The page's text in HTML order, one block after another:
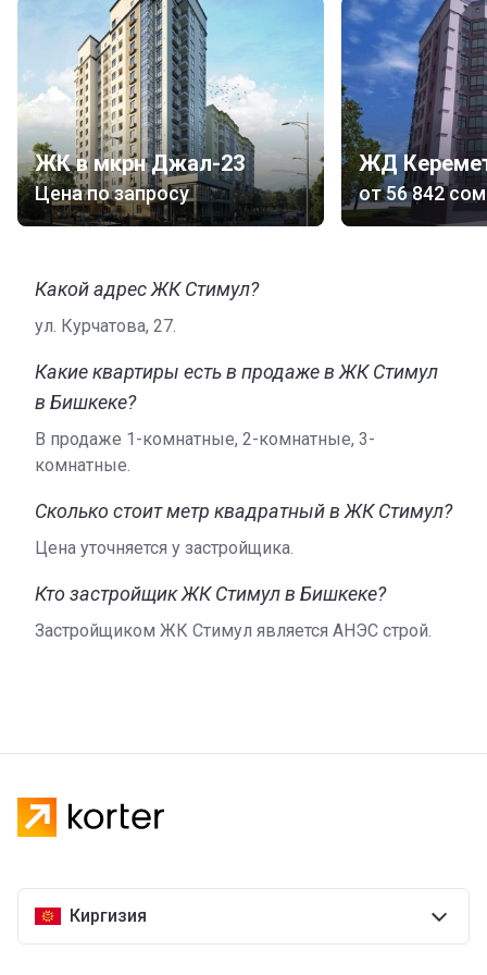
ЖК в мкрн Джал-23
Цена по запросу от‍56 842 сом
Какой адрес ЖК Стимул?
ул. Курчатова, 27.
Какие квартиры есть в продаже в ЖК Стимул
в Бишкеке?
В продаже 1-комнатные, 2-комнатные, 3-
комнатные.
Сколько стоит метр квадратный в ЖК Стимул?
Цена уточняется у застройщика.
Кто застройщик ЖК Стимул в Бишкеке?
Застройщиком ЖК Стимул является АНЭС строй.
Киргизия